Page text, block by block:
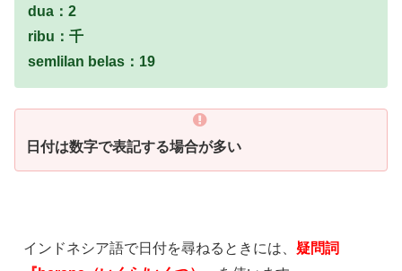
dua：2
ribu：千
semlilan belas：19
日付は数字で表記する場合が多い
インドネシア語で日付を尋ねるときには、 疑問詞